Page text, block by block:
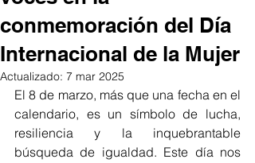
conmemoración del Día
Internacional de la Mujer
Actualizado: 7 mar 2025
El 8 de marzo, más que una fecha en el
calendario, es un símbolo de lucha,
resiliencia y la inquebrantable
búsqueda de igualdad. Este día nos